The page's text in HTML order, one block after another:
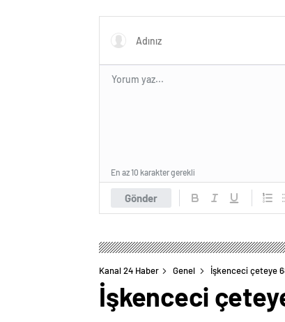
Gönder
En az 10 karakter gerekli
Kanal 24 Haber Genel İşkenceci çeteye
İşkenceci